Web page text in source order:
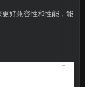
好兼容性和性能，能